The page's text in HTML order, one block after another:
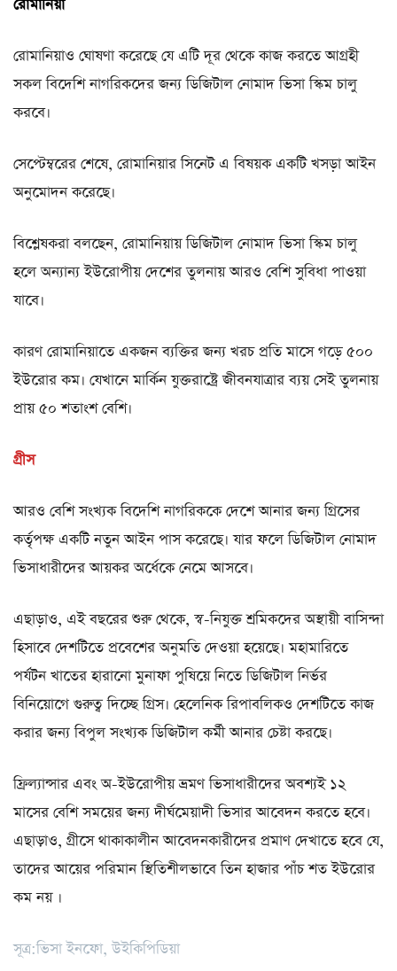
রোমানিয়া
রোমানিয়াও ঘোষণা করেছে যে এটি দূর থেকে কাজ করতে আগ্রহী
সকল বিদেশি নাগরিকদের জন্য ডিজিটাল নোমাদ ভিসা স্কিম চালু
করবে।
সেপ্টেম্বরের শেষে, রোমানিয়ার সিনেট এ বিষয়ক একটি খসড়া আইন
অনুমোদন করেছে।
বিশ্লেষকরা বলছেন, রোমানিয়ায় ডিজিটাল নোমাদ ভিসা স্কিম চালু
হলে অন্যান্য ইউরোপীয় দেশের তুলনায় আরও বেশি সুবিধা পাওয়া
যাবে।
কারণ রোমানিয়াতে একজন ব্যক্তির জন্য খরচ প্রতি মাসে গড়ে ৫০০
ইউরোর কম। যেখানে মার্কিন যুক্তরাষ্ট্রে জীবনযাত্রার ব্যয় সেই তুলনায়
প্রায় ৫০ শতাংশ বেশি।
গ্রীস
আরও বেশি সংখ্যক বিদেশি নাগরিককে দেশে আনার জন্য গ্রিসের
কর্তৃপক্ষ একটি নতুন আইন পাস করেছে। যার ফলে ডিজিটাল নোমাদ
ভিসাধারীদের আয়কর অর্ধেকে নেমে আসবে।
এছাড়াও, এই বছরের শুরু থেকে, স্ব-নিযুক্ত শ্রমিকদের অস্থায়ী বাসিন্দা
হিসাবে দেশটিতে প্রবেশের অনুমতি দেওয়া হয়েছে। মহামারিতে
পর্যটন খাতের হারানো মুনাফা পুষিয়ে নিতে ডিজিটাল নির্ভর
বিনিয়োগে গুরুত্ব দিচ্ছে গ্রিস। হেলেনিক রিপাবলিকও দেশটিতে কাজ
করার জন্য বিপুল সংখ্যক ডিজিটাল কর্মী আনার চেষ্টা করছে।
ফ্রিল্যান্সার এবং অ-ইউরোপীয় ভ্রমণ ভিসাধারীদের অবশ্যই ১২
মাসের বেশি সময়ের জন্য দীর্ঘমেয়াদী ভিসার আবেদন করতে হবে।
এছাড়াও, গ্রীসে থাকাকালীন আবেদনকারীদের প্রমাণ দেখাতে হবে যে,
তাদের আয়ের পরিমান স্থিতিশীলভাবে তিন হাজার পাঁচ শত ইউরোর
কম নয় ।
সূত্র:ভিসা ইনফো, উইকিপিডিয়া